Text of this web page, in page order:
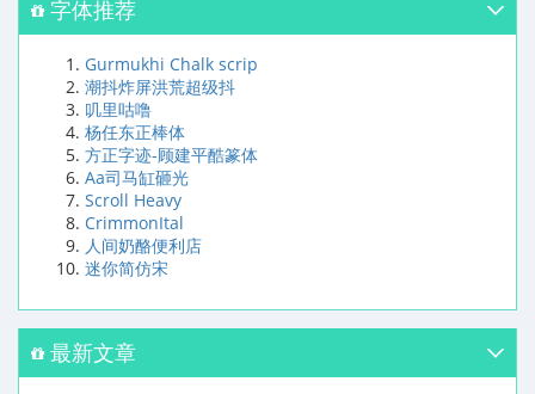
字体推荐
Gurmukhi Chalk scrip
潮抖炸屏洪荒超级抖
叽里咕噜
杨任东正棒体
方正字迹-顾建平酷篆体
Aa司马缸砸光
Scroll Heavy
CrimmonItal
人间奶酪便利店
迷你简仿宋
最新文章